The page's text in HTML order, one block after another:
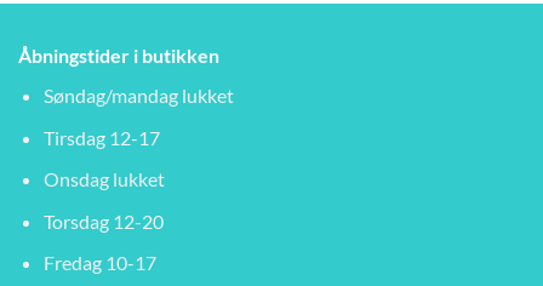
Åbningstider i butikken
Søndag/mandag lukket
Tirsdag 12-17
Onsdag lukket
Torsdag 12-20
Fredag 10-17